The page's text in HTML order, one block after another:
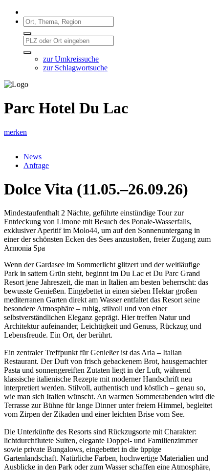
zur Umkreissuche
zur Schlagwortsuche
Parc Hotel Du Lac
merken
News
Anfrage
Dolce Vita (11.05.–26.09.26)
Mindestaufenthalt 2 Nächte, geführte einstündige Tour zur
Entdeckung von Limone mit Besuch des Ponale-Wasserfalls,
exklusiver Aperitif im Molo44, um auf den Sonnenuntergang in
einer der schönsten Ecken des Sees anzustoßen, freier Zugang zum
Armonia Spa
Wenn der Gardasee im Sommerlicht glitzert und der weitläufige
Park in sattem Grün steht, beginnt im Du Lac et Du Parc Grand
Resort jene Jahreszeit, die man in Italien am besten beherrscht: das
bewusste Genießen. Eingebettet in einen sieben Hektar großen
mediterranen Garten direkt am Wasser entfaltet das Resort seine
besondere Atmosphäre – ruhig, stilvoll und von einer
selbstverständlichen Eleganz geprägt. Hier treffen Natur und
Architektur aufeinander, Leichtigkeit und Genuss, Rückzug und
Lebensfreude. Ein Ort, der berührt.
Ein zentraler Treffpunkt für Genießer ist das Aria – Italian
Restaurant. Der Duft von frisch gebackenem Brot, hausgemachter
Pasta und sonnengereiften Zutaten liegt in der Luft, während
klassische italienische Rezepte mit moderner Handschrift neu
interpretiert werden. Stilvoll, authentisch und köstlich – genau so,
wie man sich Italien wünscht. An warmen Sommerabenden wird die
Terrasse zur Bühne für lange Dinner unter freiem Himmel, begleitet
vom Zirpen der Zikaden und einer leichten Brise vom See.
Die Unterkünfte des Resorts sind Rückzugsorte mit Charakter:
lichtdurchflutete Suiten, elegante Doppel- und Familienzimmer
sowie private Bungalows, eingebettet in die üppige
Gartenlandschaft. Natürliche Farben, hochwertige Materialien und
Ausblicke in den Park oder zum Wasser schaffen eine Atmosphäre,